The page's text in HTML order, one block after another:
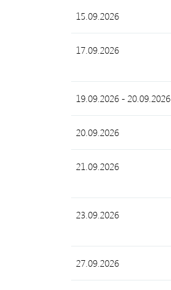
15.09.2026
17.09.2026
19.09.2026 - 20.09.2026
20.09.2026
21.09.2026
23.09.2026
27.09.2026